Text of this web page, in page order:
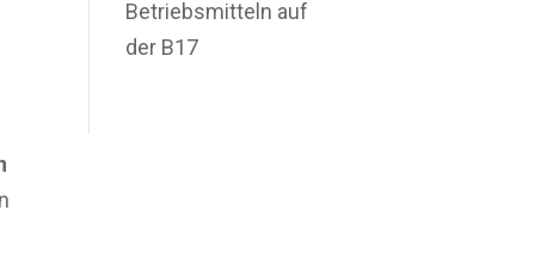
Betriebsmitteln auf
der B17